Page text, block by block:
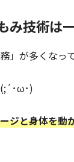
み技術は
」が多くなっ
･ω･)
ジと身体を動